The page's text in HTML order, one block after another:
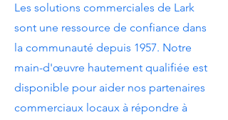
Les solutions commerciales de Lark
sont une ressource de confiance dans
la communauté depuis 1957. Notre
main-d'œuvre hautement qualifiée est
disponible pour aider nos partenaires
commerciaux locaux à répondre à